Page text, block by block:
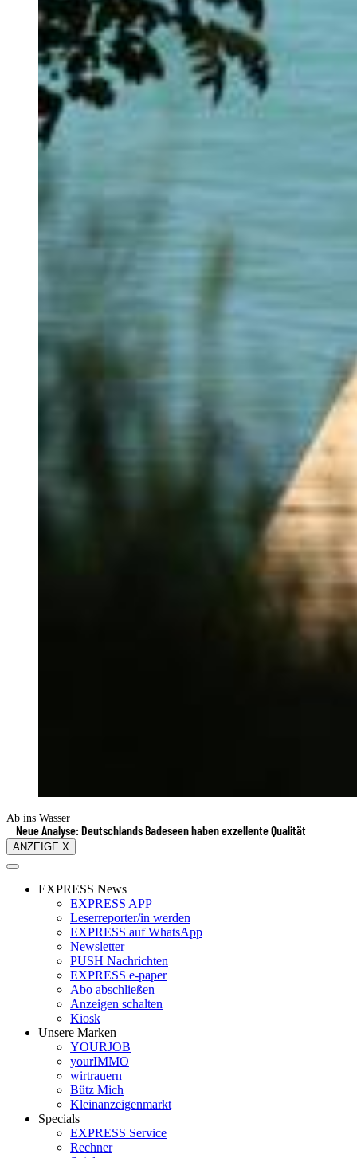
Ab ins Wasser
Neue Analyse: Deutschlands Badeseen haben exzellente Qualität
ANZEIGE X
EXPRESS News
EXPRESS APP
Leserreporter/in werden
EXPRESS auf WhatsApp
Newsletter
PUSH Nachrichten
EXPRESS e-paper
Abo abschließen
Anzeigen schalten
Kiosk
Unsere Marken
YOURJOB
yourIMMO
wirtrauern
Bütz Mich
Kleinanzeigenmarkt
Specials
EXPRESS Service
Rechner